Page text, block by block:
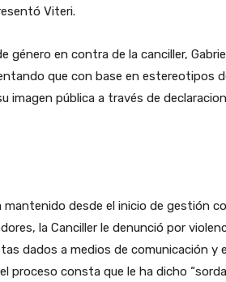
Viteri.
género en contra de la canciller,
que con base en estereotipos
imagen pública a través de
desde el inicio de gestión
la Canciller le denunció por
dados a medios de comunicación y
proceso consta que le ha dicho